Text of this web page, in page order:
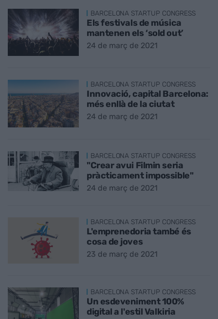
BARCELONA STARTUP CONGRESS
Els festivals de música
mantenen els ‘sold out’
24 de març de 2021
BARCELONA STARTUP CONGRESS
Innovació, capital Barcelona:
més enllà de la ciutat
24 de març de 2021
BARCELONA STARTUP CONGRESS
"Crear avui Filmin seria
pràcticament impossible"
24 de març de 2021
BARCELONA STARTUP CONGRESS
L'emprenedoria també és
cosa de joves
23 de març de 2021
BARCELONA STARTUP CONGRESS
Un esdeveniment 100%
digital a l'estil Valkiria